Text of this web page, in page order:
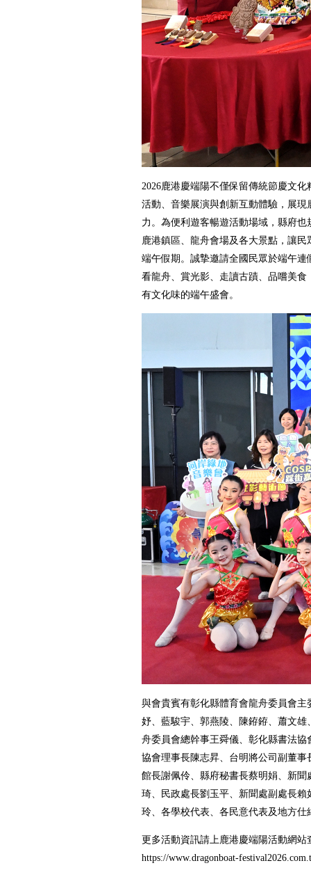
2026鹿港慶端陽不僅保留傳統節慶文
活動、音樂展演與創新互動體驗，展
力。為便利遊客暢遊活動場域，縣府
鹿港鎮區、龍舟會場及各大景點，讓
端午假期。誠摯邀請全國民眾於端午
看龍舟、賞光影、走讀古蹟、品嚐美
有文化味的端午盛會。
與會貴賓有彰化縣體育會龍舟委員會
妤、藍駿宇、郭燕陵、陳銌銌、蕭文
舟委員會總幹事王舜儀、彰化縣書法
協會理事長陳志昇、台明將公司副董
館長謝佩伶、縣府秘書長蔡明娟、新
琦、民政處長劉玉平、新聞處副處長
玲、各學校代表、各民意代表及地方仕
更多活動資訊請上鹿港慶端陽活動網站
https://www.dragonboat-